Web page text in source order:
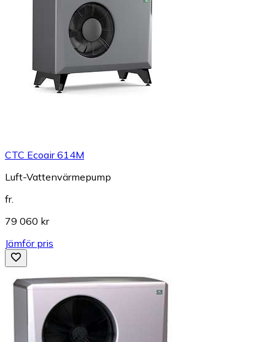
CTC Ecoair 614M
Luft-Vattenvärmepump
fr.
79 060 kr
Jämför pris